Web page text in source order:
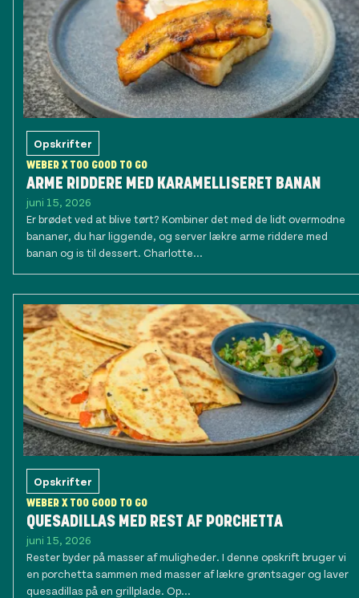
Opskrifter
WEBER X TOO GOOD TO GO
ARME RIDDERE MED KARAMELLISERET BANAN
juni 15, 2026
Er brødet ved at blive tørt? Kombiner det med de lidt overmodne
bananer, du har liggende, og server lækre arme riddere med
banan og is til dessert. Charlotte...
Opskrifter
WEBER X TOO GOOD TO GO
QUESADILLAS MED REST AF PORCHETTA
juni 15, 2026
Rester byder på masser af muligheder. I denne opskrift bruger vi
en porchetta sammen med masser af lækre grøntsager og laver
quesadillas på en grillplade. Op...